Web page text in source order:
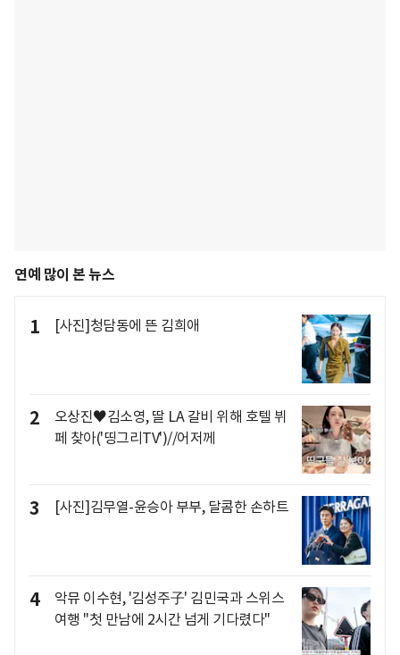
연예 많이 본 뉴스
1 [사진]청담동에 뜬 김희애
2
오상진♥김소영, 딸 LA 갈비 위해 호텔 뷔
페 찾아('띵그리TV')//어저께
3 [사진]김무열-윤승아 부부, 달콤한 손하트
4
악뮤 이수현, '김성주子' 김민국과 스위스
여행 "첫 만남에 2시간 넘게 기다렸다"